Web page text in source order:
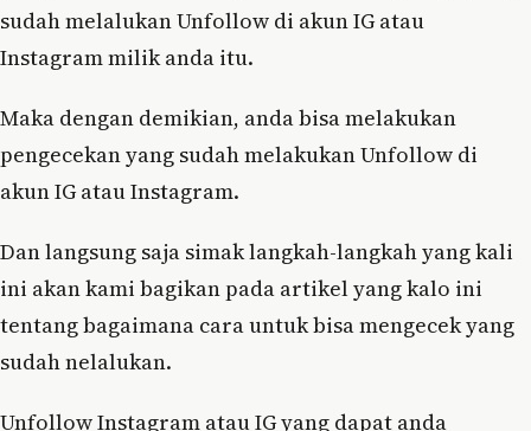
sudah melalukan Unfollow di akun IG atau
Instagram milik anda itu.
Maka dengan demikian, anda bisa melakukan
pengecekan yang sudah melakukan Unfollow di
akun IG atau Instagram.
Dan langsung saja simak langkah-langkah yang kali
ini akan kami bagikan pada artikel yang kalo ini
tentang bagaimana cara untuk bisa mengecek yang
sudah nelalukan.
Unfollow Instagram atau IG yang dapat anda